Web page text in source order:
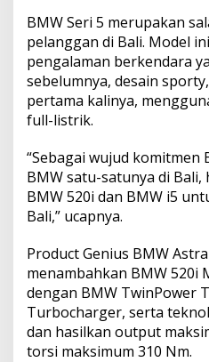
v
e
B
M
W
i
n
i
d
i
r
d
i
B
a
BMW Seri 5 merupakan
pelanggan di Bali. Model
pengalaman berkendara
sebelumnya, desain
pertama kalinya,
full-listrik.
“Sebagai wujud komitmen
BMW satu-satunya di
BMW 520i dan BMW i5
Bali,” ucapnya.
Product Genius BMW
menambahkan BMW 520i
dengan BMW TwinPower
Turbocharger, serta
dan hasilkan output
torsi maksimum 310 Nm.